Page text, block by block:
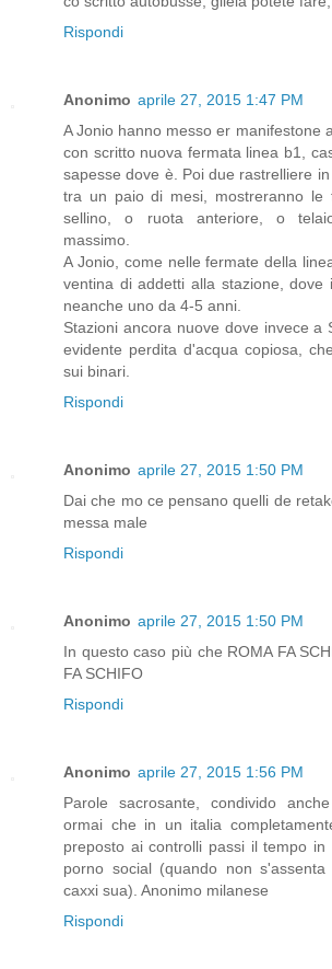
Rispondi
Anonimo aprile 27, 2015 1:47 PM
A Jonio hanno messo er manifestone
con scritto nuova fermata linea b1,
sapesse dove è. Poi due rastrelliere
tra un paio di mesi, mostreranno le
sellino, o ruota anteriore, o
massimo.
A Jonio, come nelle fermate della
ventina di addetti alla stazione, dove
neanche uno da 4-5 anni.
Stazioni ancora nuove dove invece a
evidente perdita d'acqua copiosa,
sui binari.
Rispondi
Anonimo aprile 27, 2015 1:50 PM
Dai che mo ce pensano quelli de
messa male
Rispondi
Anonimo aprile 27, 2015 1:50 PM
In questo caso più che ROMA FA
FA SCHIFO
Rispondi
Anonimo aprile 27, 2015 1:56 PM
Parole sacrosante, condivido
ormai che in un italia
preposto ai controlli passi il tempo
porno social (quando non
caxxi sua). Anonimo milanese
Rispondi